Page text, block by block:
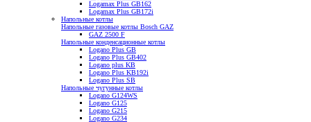
Logamax Plus GB162
Logamax Plus GB172i
Напольные котлы
Напольные газовые котлы Bosch GAZ
GAZ 2500 F
Напольные конденсационные котлы
Logano Plus GB
Logano Plus GB402
Logano plus KB
Logano Plus KB192i
Logano Plus SB
Напольные чугунные котлы
Logano G124WS
Logano G125
Logano G215
Logano G234